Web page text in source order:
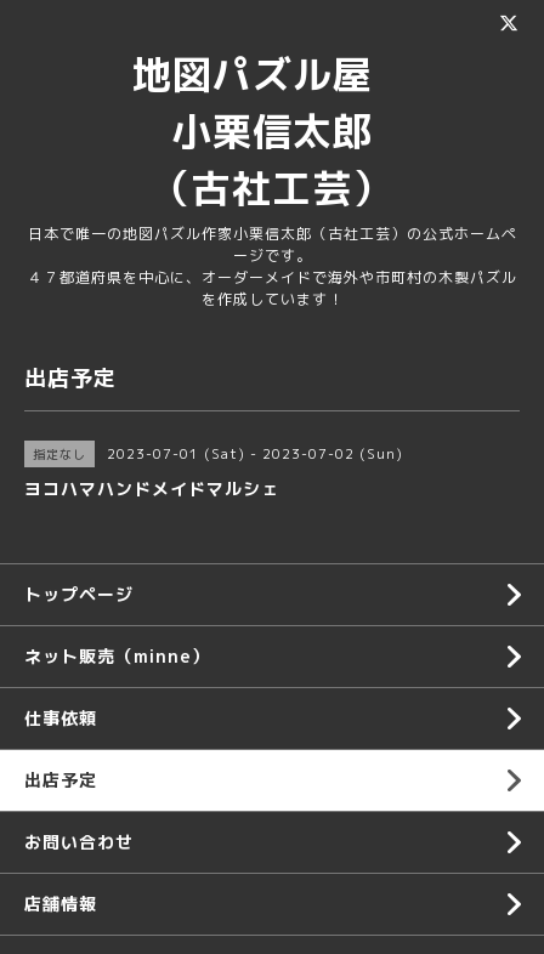
地図パズル屋
小栗信太郎
（古社工芸）
日本で唯一の地図パズル作家小栗信太郎（古社工芸）の公式ホームペ
ージです。
４７都道府県を中心に、オーダーメイドで海外や市町村の木製パズル
を作成しています！
出店予定
指定なし 2023-07-01 (Sat) - 2023-07-02 (Sun)
ヨコハマハンドメイドマルシェ
トップページ
ネット販売（minne）
仕事依頼
出店予定
お問い合わせ
店舗情報